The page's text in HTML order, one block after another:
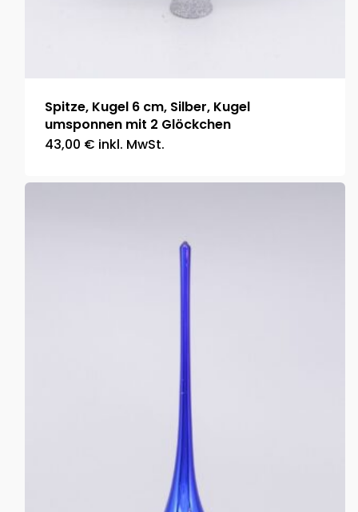
Spitze, Kugel 6 cm, Silber, Kugel
umsponnen mit 2 Glöckchen
43,00 € inkl. MwSt.